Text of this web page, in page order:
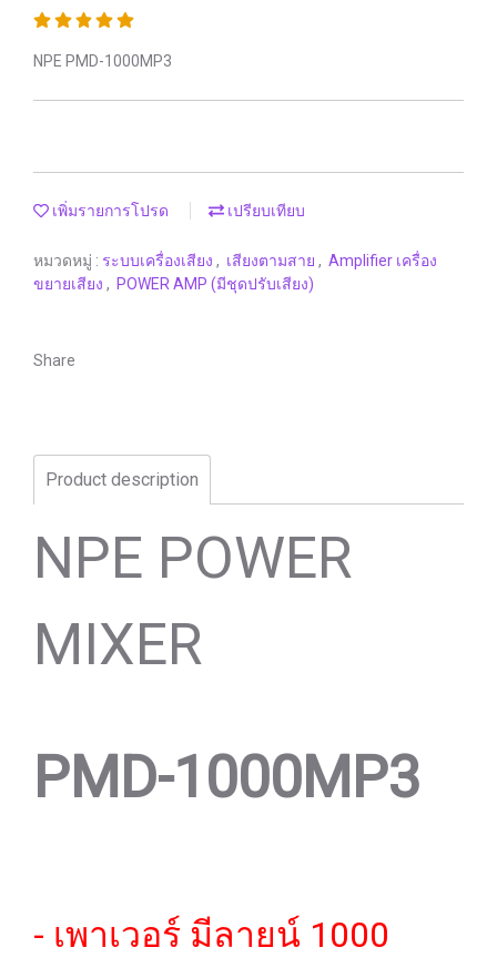
NPE PMD-1000MP3
เพิ่มรายการโปรด เปรียบเทียบ
หมวดหมู่ : ระบบเครื่องเสียง , เสียงตามสาย , Amplifier เครื่อง
ขยายเสียง , POWER AMP (มีชุดปรับเสียง)
Share
Product description
NPE POWER
MIXER
PMD-1000MP3
- เพาเวอร์ มีลายน์ 1000